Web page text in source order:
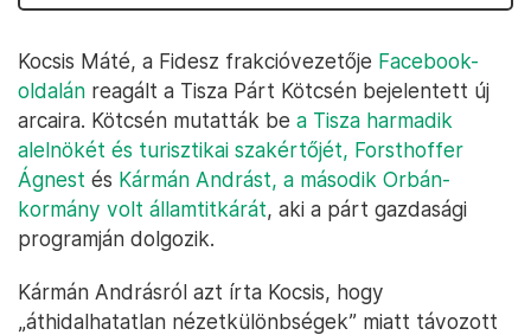
Kocsis Máté, a Fidesz frakcióvezetője Facebook-
oldalán reagált a Tisza Párt Kötcsén bejelentett új
arcaira. Kötcsén mutatták be a Tisza harmadik
alelnökét és turisztikai szakértőjét, Forsthoffer
Ágnest és Kármán Andrást, a második Orbán-
kormány volt államtitkárát, aki a párt gazdasági
programján dolgozik.
Kármán Andrásról azt írta Kocsis, hogy
„áthidalhatatlan nézetkülönbségek” miatt távozott